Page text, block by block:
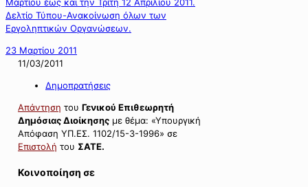
Δελτίο Τύπου-Ανακοίνωση όλων των
Εργοληπτικών Οργανώσεων.
23 Μαρτίου 2011
11/03/2011
Δημοπρατήσεις
Απάντηση του Γενικού Επιθεωρητή
Δημόσιας Διοίκησης με θέμα: «Υπουργική
Απόφαση ΥΠ.ΕΣ. 1102/15-3-1996» σε
Επιστολή του ΣΑΤΕ.
Κοινοποίηση σε